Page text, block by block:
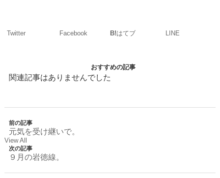
Twitter Facebook B!はてブ LINE
おすすめの記事
関連記事はありませんでした
前の記事
元気を受け継いで。
View All
次の記事
９月の岩徳線。